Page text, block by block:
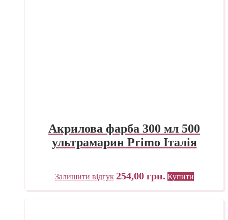
Акрилова фарба 300 мл 500
ультрамарин Primo Італія
Залишити відгук 254,00 грн. Купити